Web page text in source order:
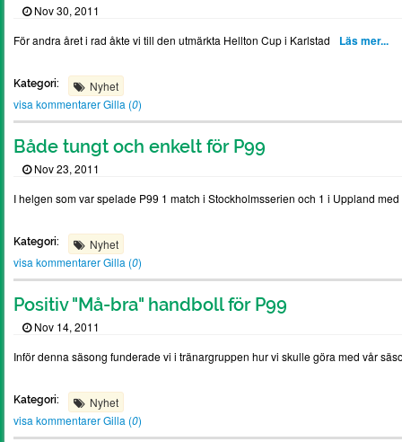
Nov 30, 2011
För andra året i rad åkte vi till den utmärkta Hellton Cup i Karlstad
Läs mer...
Kategori:
Nyhet
visa kommentarerGilla (0)
Både tungt och enkelt för P99
Nov 23, 2011
I helgen som var spelade P99 1 match i Stockholmsserien och 1 i Uppland
Kategori:
Nyhet
visa kommentarerGilla (0)
Positiv "Må-bra" handboll för P99
Nov 14, 2011
Inför denna säsong funderade vi i tränargruppen hur vi skulle göra med vår
Kategori:
Nyhet
visa kommentarerGilla (0)